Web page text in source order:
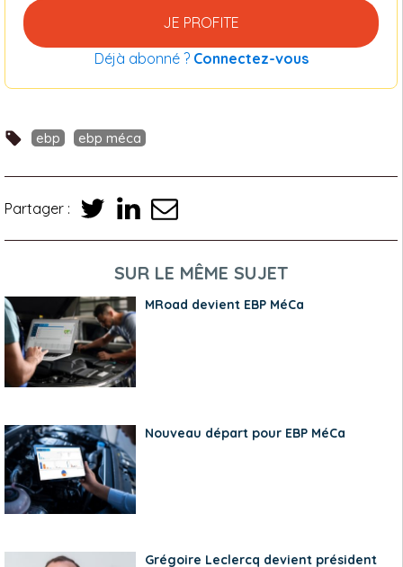
JE PROFITE
Déjà abonné ? Connectez-vous
ebp ebp méca
Partager :
SUR LE MÊME SUJET
MRoad devient EBP MéCa
Nouveau départ pour EBP MéCa
Grégoire Leclercq devient président